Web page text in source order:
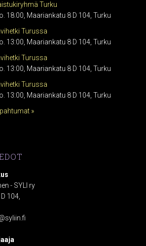
Turku
18:00, Maariankatu 8 D 104, Turku
Turussa
13:00, Maariankatu 8 D 104, Turku
Turussa
13:00, Maariankatu 8 D 104, Turku
Turussa
13:00, Maariankatu 8 D 104, Turku
»
- SYLI ry
104,